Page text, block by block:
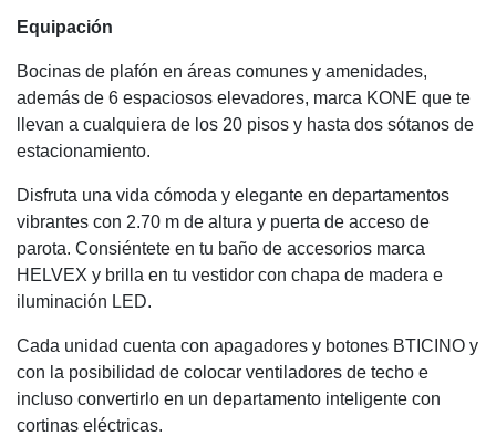
Equipación
Bocinas de plafón en áreas comunes y amenidades,
además de 6 espaciosos elevadores, marca KONE que te
llevan a cualquiera de los 20 pisos y hasta dos sótanos de
estacionamiento.
Disfruta una vida cómoda y elegante en departamentos
vibrantes con 2.70 m de altura y puerta de acceso de
parota. Consiéntete en tu baño de accesorios marca
HELVEX y brilla en tu vestidor con chapa de madera e
iluminación LED.
Cada unidad cuenta con apagadores y botones BTICINO y
con la posibilidad de colocar ventiladores de techo e
incluso convertirlo en un departamento inteligente con
cortinas eléctricas.